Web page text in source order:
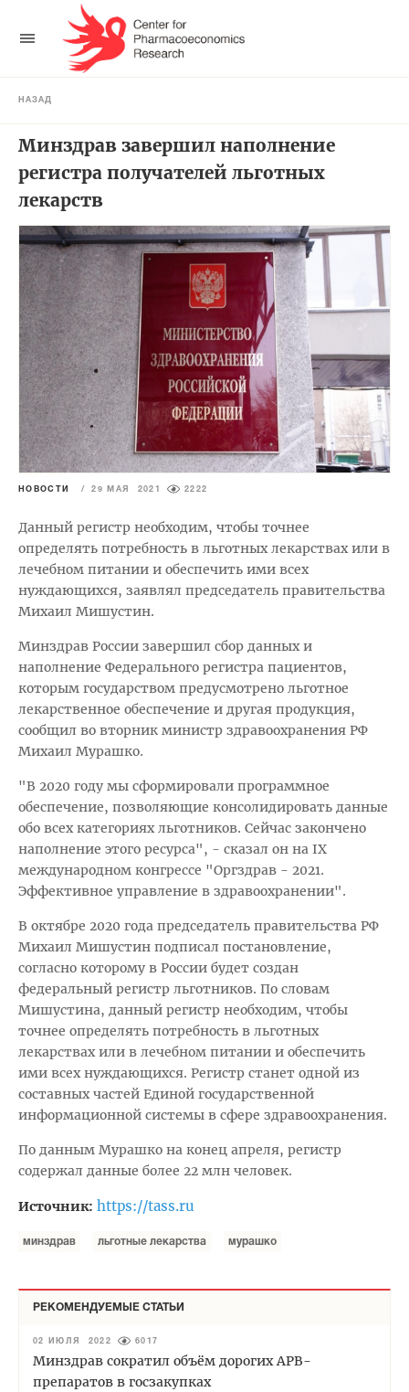
НАЗАД
Минздрав завершил наполнение
регистра получателей льготных
лекарств
НОВОСТИ / 29 МАЯ 2021 2222
Данный регистр необходим, чтобы точнее
определять потребность в льготных лекарствах или в
лечебном питании и обеспечить ими всех
нуждающихся, заявлял председатель правительства
Михаил Мишустин.
Минздрав России завершил сбор данных и
наполнение Федерального регистра пациентов,
которым государством предусмотрено льготное
лекарственное обеспечение и другая продукция,
сообщил во вторник министр здравоохранения РФ
Михаил Мурашко.
"В 2020 году мы сформировали программное
обеспечение, позволяющие консолидировать данные
обо всех категориях льготников. Сейчас закончено
наполнение этого ресурса", - сказал он на IX
международном конгрессе "Оргздрав - 2021.
Эффективное управление в здравоохранении".
В октябре 2020 года председатель правительства РФ
Михаил Мишустин подписал постановление,
согласно которому в России будет создан
федеральный регистр льготников. По словам
Мишустина, данный регистр необходим, чтобы
точнее определять потребность в льготных
лекарствах или в лечебном питании и обеспечить
ими всех нуждающихся. Регистр станет одной из
составных частей Единой государственной
информационной системы в сфере здравоохранения.
По данным Мурашко на конец апреля, регистр
содержал данные более 22 млн человек.
Источник: https://tass.ru
минздрав льготные лекарства мурашко
РЕКОМЕНДУЕМЫЕ СТАТЬИ
02 ИЮЛЯ 2022 6017
Минздрав сократил объём дорогих АРВ-
препаратов в госзакупках